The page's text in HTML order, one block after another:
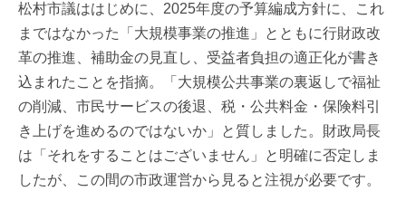
松村市議ははじめに、2025年度の予算編成方針に、これ
まではなかった「大規模事業の推進」とともに行財政改
革の推進、補助金の見直し、受益者負担の適正化が書き
込まれたことを指摘。「大規模公共事業の裏返しで福祉
の削減、市民サービスの後退、税・公共料金・保険料引
き上げを進めるのではないか」と質しました。財政局長
は「それをすることはございません」と明確に否定しま
したが、この間の市政運営から見ると注視が必要です。